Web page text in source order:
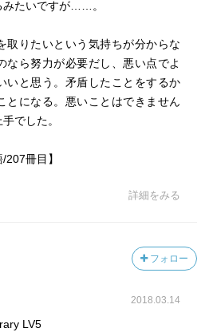
みたいですが……。
取りたいという気持ちが分からな
なら努力が必要だし、悪い点でよ
いと思う。矛盾したことをするか
とになる。悪いことはできません
でした。
207冊目】
詳細をみる
フォロー
2018.03.14
LV5